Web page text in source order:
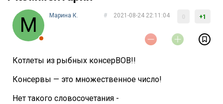
Марина К. +1
2021-08-24 22:11:04
#
Котлеты из рыбных консерВОВ!!
Консервы — это множественное число!
Нет такого словосочетания -